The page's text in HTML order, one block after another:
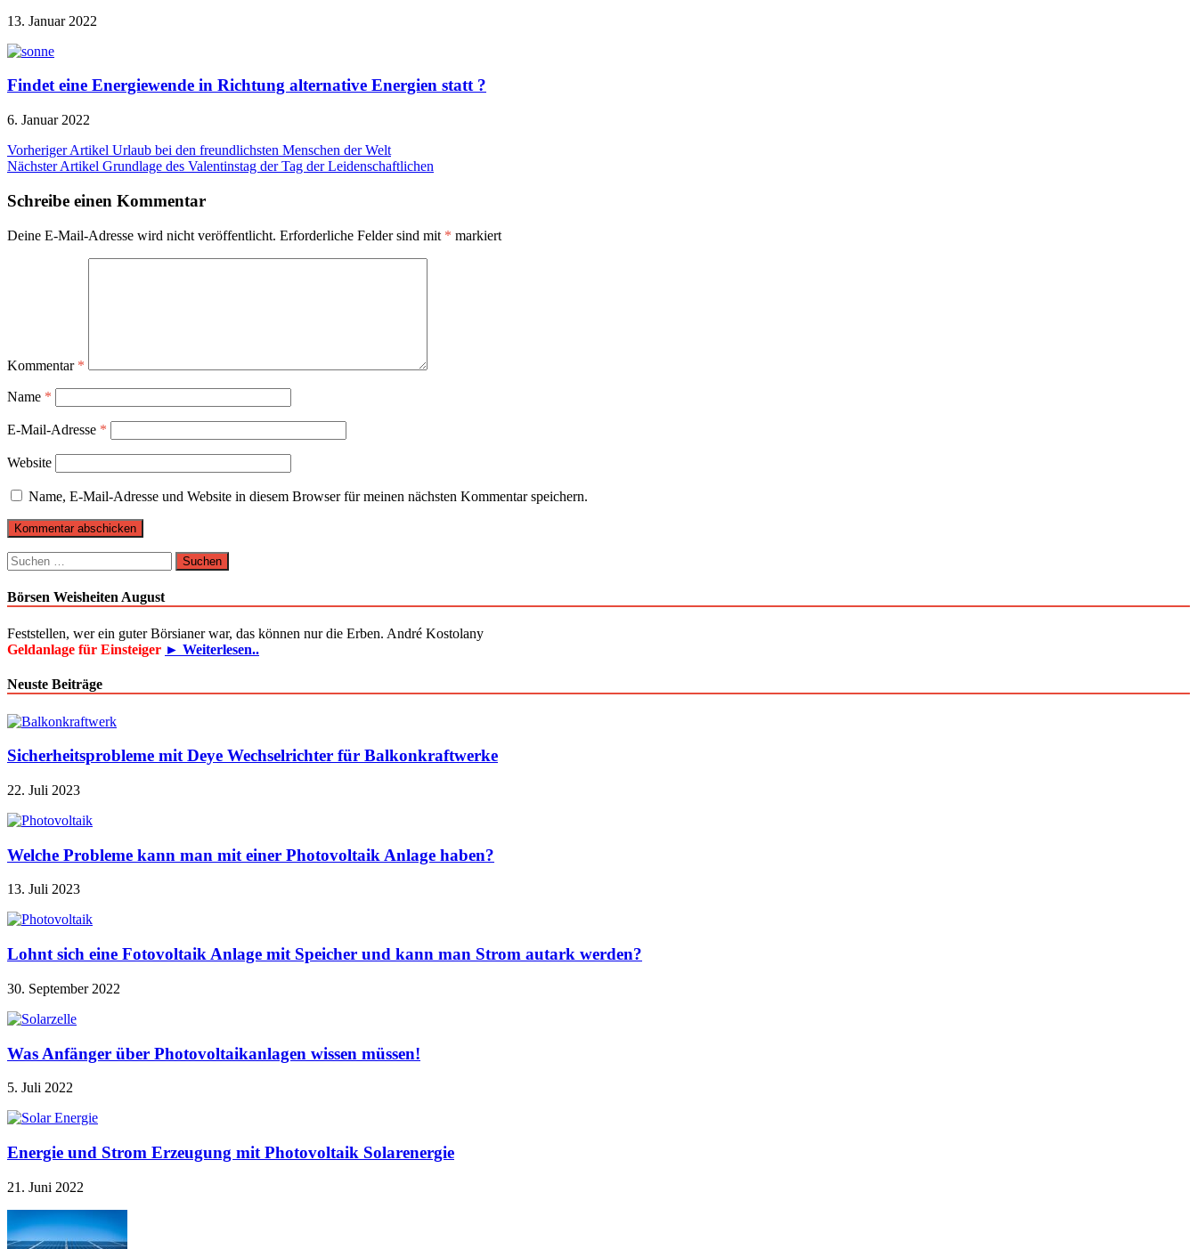
13. Januar 2022
Findet eine Energiewende in Richtung alternative Energien statt ?
6. Januar 2022
Beitragsnavigation
Vorheriger Artikel Urlaub bei den freundlichsten Menschen der Welt
Nächster Artikel Grundlage des Valentinstag der Tag der Leidenschaftlichen
Schreibe einen Kommentar
Deine E-Mail-Adresse wird nicht veröffentlicht. Erforderliche Felder sind mit * markiert
Kommentar *
Name *
E-Mail-Adresse *
Website
Name, E-Mail-Adresse und Website in diesem Browser für meinen nächsten Kommentar speichern.
Suchen
nach:
Börsen Weisheiten August
Feststellen, wer ein guter Börsianer war, das können nur die Erben. André Kostolany
Geldanlage für Einsteiger ► Weiterlesen..
Neuste Beiträge
Sicherheitsprobleme mit Deye Wechselrichter für Balkonkraftwerke
22. Juli 2023
Welche Probleme kann man mit einer Photovoltaik Anlage haben?
13. Juli 2023
Lohnt sich eine Fotovoltaik Anlage mit Speicher und kann man Strom autark werden?
30. September 2022
Was Anfänger über Photovoltaikanlagen wissen müssen!
5. Juli 2022
Energie und Strom Erzeugung mit Photovoltaik Solarenergie
21. Juni 2022